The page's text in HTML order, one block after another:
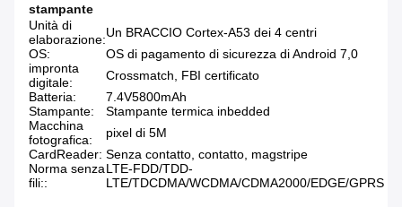
stampante
Unità di
elaborazione:Un BRACCIO Cortex-A53 dei 4 centri
OS:
OS di pagamento di sicurezza di Android 7,0
impronta
digitale:
Crossmatch, FBI certificato
Batteria:
7.4V5800mAh
Stampante:
Stampante termica inbedded
Macchina
fotografica:
pixel di 5M
CardReader: Senza contatto, contatto, magstripe
Norma senza
fili::
LTE-FDD/TDD-
LTE/TDCDMA/WCDMA/CDMA2000/EDGE/GPRS